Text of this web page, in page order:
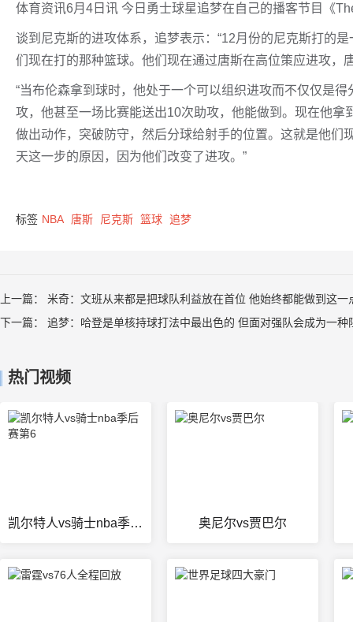
体育资讯6月4日讯 今日勇士球星追梦在自己的播客节目《
谈到尼克斯的进攻体系，追梦表示：“12月份的尼克斯打的
们现在打的那种篮球。他们现在通过唐斯在高位策应进攻，
“当布伦森拿到球时，他处于一个可以组织进攻而不仅仅是
攻，他甚至一场比赛能送出10次助攻，他能做到。现在他
做出动作，突破防守，然后分球给射手的位置。这就是他们
天这一步的原因，因为他们改变了进攻。”
标签 NBA 唐斯 尼克斯 篮球 追梦
上一篇： 米奇：文班从来都是把球队利益放在首位 他始终都能做到这一
下一篇： 追梦：哈登是单核持球打法中最出色的 但面对强队会成为一种
热门视频
凯尔特人vs骑士nba季后赛第6 奥尼尔vs贾巴尔